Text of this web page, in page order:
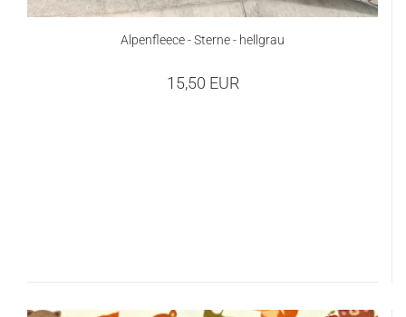
Alpenfleece - Sterne - hellgrau
15,50 EUR